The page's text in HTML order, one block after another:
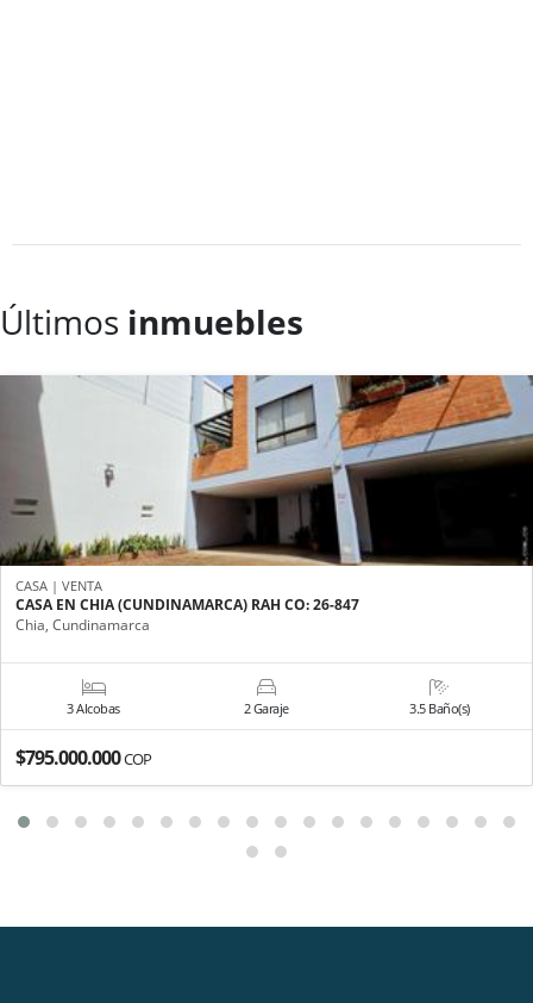
Últimos inmuebles
CASA | VENTA
CASA EN CHIA (CUNDINAMARCA) RAH CO: 26-847
Chia, Cundinamarca
3 Alcobas 2 Garaje 3.5 Baño(s)
$795.000.000COP